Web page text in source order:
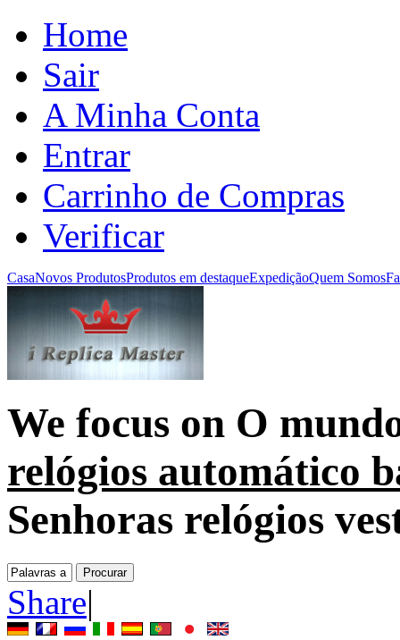
Home
Sair
A Minha Conta
Entrar
Carrinho de Compras
Verificar
CasaNovos ProdutosProdutos em destaqueExpediçãoQuem Somos
We focus on O
relógios automático
Senhoras relógios
Share|